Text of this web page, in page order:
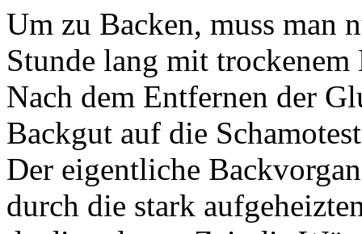
Um zu Backen, muss man
Stunde lang mit
Nach dem Entfernen der
Backgut auf die
Der eigentliche
durch die stark